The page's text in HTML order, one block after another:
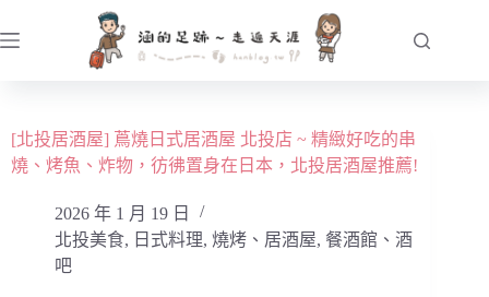
至
容[北投居酒屋] 蔦燒日式居酒屋 北投店 ~ 精緻好吃的串
燒、烤魚、炸物，彷彿置身在日本，北投居酒屋推薦!
2026 年 1 月 19 日
北投美食, 日式料理, 燒烤、居酒屋, 餐酒館、酒
吧